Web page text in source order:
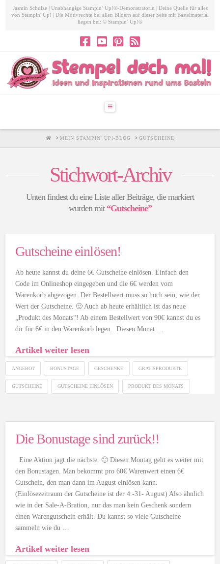
Jasmin Schulze | Unabhängige Stampin’ Up!®-Demonstratorin | Deine Quelle für alles
von Stampin' Up! | Die Motivrechte bei allen Bildern auf dieser Seite mit Bastelmaterial
liegen bei: © Stampin’ Up!®
Navigation
HOMEMEIN STAMPIN' UP!-BLOG GUTSCHEINE
Stichwort-Archiv
Unten findest du eine Liste aller Beiträge, die markiert
wurden mit “Gutscheine”
Gutscheine einlösen!
Ab heute kannst du deine 6€ Gutscheine einlösen. Einfach den
Code im Onlineshop eingegeben und die 6€ werden vom
Warenkorb abgezogen. Der Bestellwert muss so hoch sein, wie der
Wert der Gutscheine. 🙂 Auch ab heute erhältlich ist das neue
„Produkt des Monats“! Ab einem Bestellwert von 90€ kannst du es
dir für 6€ in den Warenkorb legen. Diesen Monat …
Artikel weiter lesen
ANGEBOT BONUSTAGE GESCHENKE GRATISPRODUKTE
GUTSCHEINE GUTSCHEINE EINLÖSEN PRODUKT DES MONATS
Die Bonustage sind zurück!!
Eine Aktion jagt die nächste. 🙂 Diesen Montag geht es weiter mit
den Bonustagen. Man bekommt pro 60€ Warenwert einen 6€
Gutschein, den man dann im August einlösen kann.
(Einlösezeitraum der Gutscheine ist der 4.-31- August) Also ähnlich
wie in der Sale-A-Bration, nur das man kein Geschenk sondern
einen Warengutschein erhält. Du kannst so viele Gutscheine
sammeln wie du …
Artikel weiter lesen